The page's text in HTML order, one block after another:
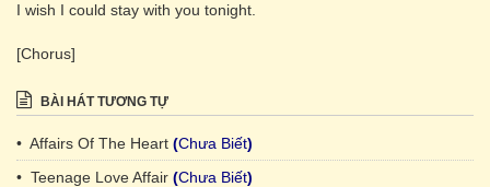
I wish I could stay with you tonight.
[Chorus]
BÀI HÁT TƯƠNG TỰ
• Affairs Of The Heart (Chưa Biết)
• Teenage Love Affair (Chưa Biết)